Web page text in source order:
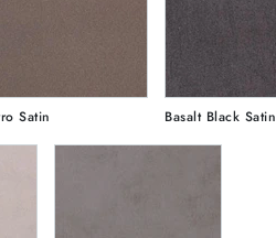
Satin Basalt Black Satin